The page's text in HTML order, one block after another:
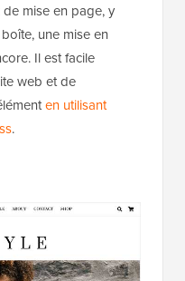
mise en page, y
une mise en
Il est facile
web et de
en utilisant
.